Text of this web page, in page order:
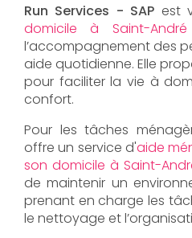
Run Services - SAP est
domicile à Saint-
l’accompagnement des
aide quotidienne. Elle
pour faciliter la vie à
confort.
Pour les tâches
offre un service d'aide
son domicile à Saint-
de maintenir un
prenant en charge les
le nettoyage et